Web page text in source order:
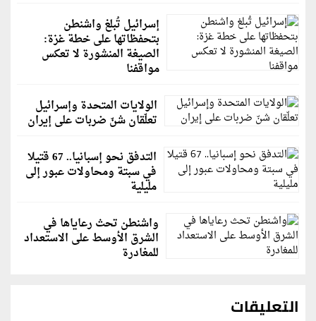
إسرائيل تُبلغ واشنطن
بتحفظاتها على خطة غزة:
الصيغة المنشورة لا تعكس
مواقفنا
الولايات المتحدة وإسرائيل
تعلّقان شنّ ضربات على إيران
التدفق نحو إسبانيا.. 67 قتيلا
في سبتة ومحاولات عبور إلى
مليلية
واشنطن تحث رعاياها في
الشرق الأوسط على الاستعداد
للمغادرة
التعليقات